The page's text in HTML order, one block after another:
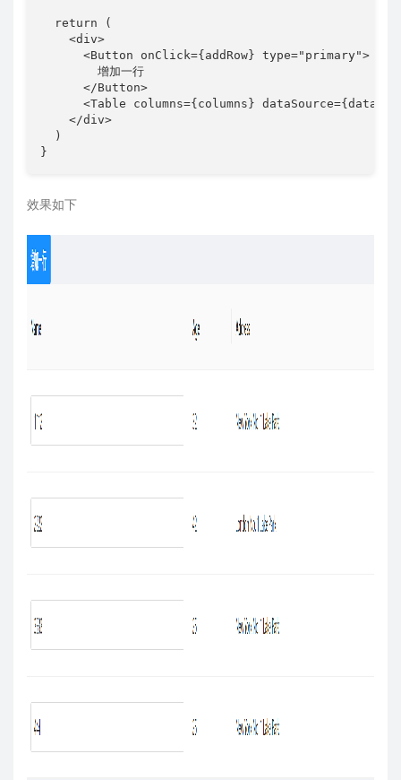
  return (
    <div>
      <Button onClick={addRow} type="primary">
        增加一行
      </Button>
<Table columns={columns} dataSource={data} /
    </div>
  )
效果如下